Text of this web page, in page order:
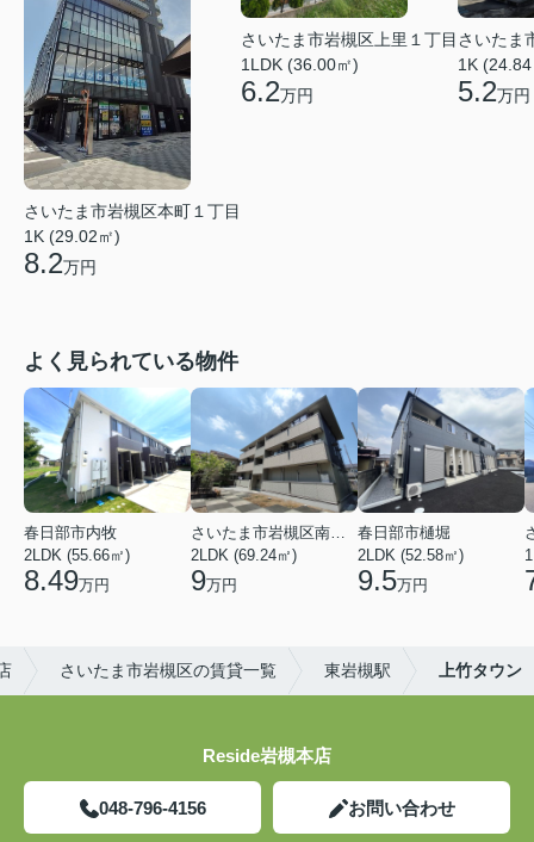
さいたま市岩槻区本町１丁目
1K (29.02㎡)
8.2万円
さいたま市岩槻区上里１丁目
1LDK (36.00㎡)
6.2万円
さいたま
1K
5.2万円
よく見られている物件
春日部市内牧
2LDK (55.66㎡)
8.49万円
2LDK (69.24㎡)
9万円
春日部市樋堀
2LDK (52.58㎡)
9.5万円
さいたま市岩槻区の賃貸一覧 東岩槻駅 上竹タウン
Reside岩槻本店
048-796-4156 お問い合わせ